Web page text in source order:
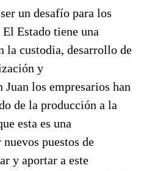
un desafío para los
Estado tiene una
la custodia, desarrollo de
y
los empresarios han
de la producción a la
esta es una
puestos de
y aportar a este